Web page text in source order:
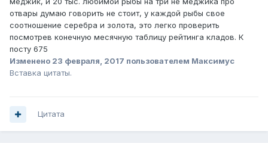
отвары думаю говорить не стоит, у каждой рыбы свое
соотношение серебра и золота, это легко проверить
посмотрев конечную месячную таблицу рейтинга кладов. К
посту 675
Изменено 23 февраля, 2017 пользователем Максимус
Вставка цитаты.
Цитата